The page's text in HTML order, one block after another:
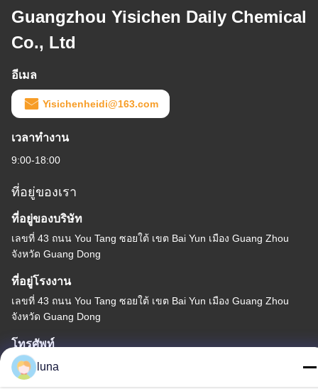
Guangzhou Yisichen Daily Chemical
Co., Ltd
อีเมล
Yisichenheidi@163.com
เวลาทำงาน
9:00-18:00
ที่อยู่ของเรา
ที่อยู่ของบริษัท
เลขที่ 43 ถนน You Tang ซอยใต้ เขต Bai Yun เมือง Guang Zhou
จังหวัด Guang Dong
ที่อยู่โรงงาน
เลขที่ 43 ถนน You Tang ซอยใต้ เขต Bai Yun เมือง Guang Zhou
จังหวัด Guang Dong
โทรศัพท์
86-18902309680
luna